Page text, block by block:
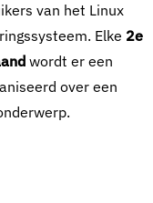
van het Linux
Elke 2e
wordt er een
over een